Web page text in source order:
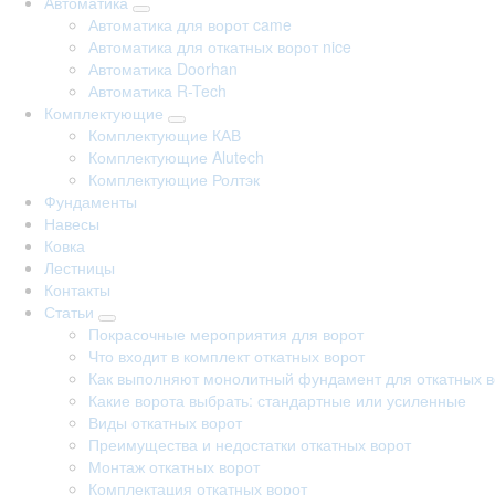
Автоматика для ворот came
Автоматика для откатных ворот nice
Автоматика Doorhan
Автоматика R-Tech
Комплектующие
Комплектующие КАВ
Комплектующие Alutech
Комплектующие Ролтэк
Фундаменты
Навесы
Ковка
Лестницы
Контакты
Статьи
Покрасочные мероприятия для ворот
Что входит в комплект откатных ворот
Как выполняют монолитный фундамент для откатных
Какие ворота выбрать: стандартные или усиленные
Виды откатных ворот
Преимущества и недостатки откатных ворот
Монтаж откатных ворот
Комплектация откатных ворот